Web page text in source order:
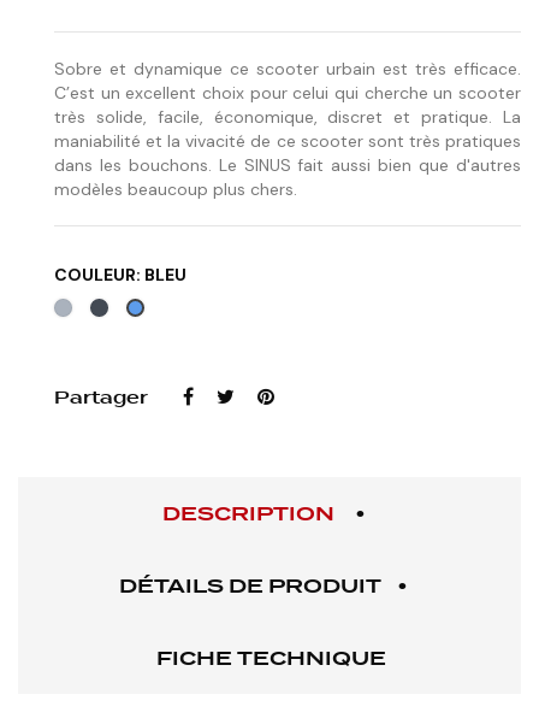
Sobre et dynamique ce scooter urbain est très efficace.
C’est un excellent choix pour celui qui cherche un scooter
très solide, facile, économique, discret et pratique. La
maniabilité et la vivacité de ce scooter sont très pratiques
dans les bouchons. Le SINUS fait aussi bien que d'autres
modèles beaucoup plus chers.
COULEUR: BLEU
Gris NoirBleu
Partager
DESCRIPTION
DÉTAILS DE PRODUIT
FICHE TECHNIQUE